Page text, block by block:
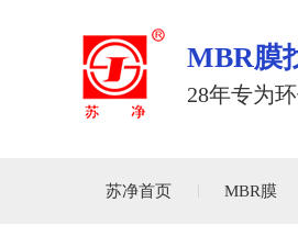
MBR膜
28年专为
苏净首页 MBR膜